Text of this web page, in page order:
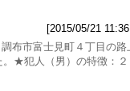
[2015/05/21
布市富士見町４丁目の路
。★犯人（男）の特徴：